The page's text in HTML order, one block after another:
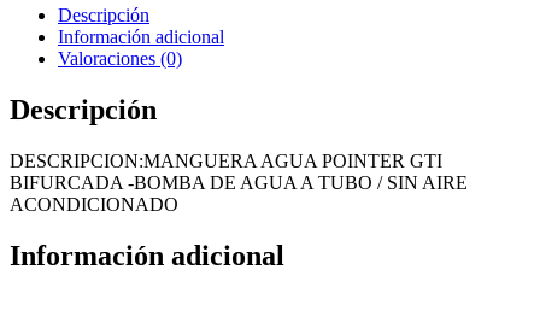
POINTER
GTI
BIFURCADA
BOMBA
DE
A
TUBO
/
AIRE
Descripción
Información adicional
Valoraciones (0)
Descripción
DESCRIPCION:MANGUERA AGUA POINTER GTI
BIFURCADA -BOMBA DE AGUA A TUBO / SIN AIRE
ACONDICIONADO
Información adicional